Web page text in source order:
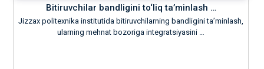
Bitiruvchilar bandligini to‘liq ta’minlash …
Jizzax politexnika institutida bitiruvchilarning bandligini ta’minlash,
ularning mehnat bozoriga integratsiyasini …